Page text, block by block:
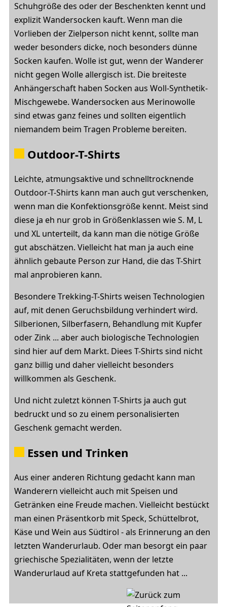
Schuhgröße des oder der Beschenkten kennt und
explizit Wandersocken kauft. Wenn man die
Vorlieben der Zielperson nicht kennt, sollte man
weder besonders dicke, noch besonders dünne
Socken kaufen. Wolle ist gut, wenn der Wanderer
nicht gegen Wolle allergisch ist. Die breiteste
Anhängerschaft haben Socken aus Woll-Synthetik-
Mischgewebe. Wandersocken aus Merinowolle
sind etwas ganz feines und sollten eigentlich
niemandem beim Tragen Probleme bereiten.
Outdoor-T-Shirts
Leichte, atmungsaktive und schnelltrocknende
Outdoor-T-Shirts kann man auch gut verschenken,
wenn man die Konfektionsgröße kennt. Meist sind
diese ja eh nur grob in Größenklassen wie S. M, L
und XL unterteilt, da kann man die nötige Größe
gut abschätzen. Vielleicht hat man ja auch eine
ähnlich gebaute Person zur Hand, die das T-Shirt
mal anprobieren kann.
Besondere Trekking-T-Shirts weisen Technologien
auf, mit denen Geruchsbildung verhindert wird.
Silberionen, Silberfasern, Behandlung mit Kupfer
oder Zink ... aber auch biologische Technologien
sind hier auf dem Markt. Diees T-Shirts sind nicht
ganz billig und daher vielleicht besonders
willkommen als Geschenk.
Und nicht zuletzt können T-Shirts ja auch gut
bedruckt und so zu einem personalisierten
Geschenk gemacht werden.
Essen und Trinken
Aus einer anderen Richtung gedacht kann man
Wanderern vielleicht auch mit Speisen und
Getränken eine Freude machen. Vielleicht bestückt
man einen Präsentkorb mit Speck, Schüttelbrot,
Käse und Wein aus Südtirol - als Erinnerung an den
letzten Wanderurlaub. Oder man besorgt ein paar
griechische Spezialitäten, wenn der letzte
Wanderurlaud auf Kreta stattgefunden hat ...